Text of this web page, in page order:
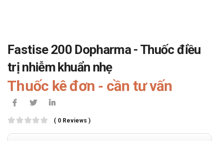
Fastise 200 Dopharma - Thuốc điều
trị nhiễm khuẩn nhẹ
Thuốc kê đơn - cần tư vấn
( 0 Reviews )